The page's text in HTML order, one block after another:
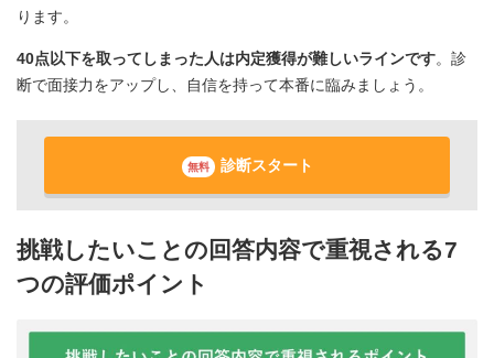
ります。
40点以下を取ってしまった人は内定獲得が難しいラインです。診
断で面接力をアップし、自信を持って本番に臨みましょう。
無料 診断スタート
挑戦したいことの回答内容で重視される7
つの評価ポイント